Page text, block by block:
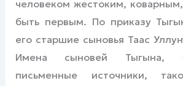
человеком жестоким,
быть первым. По приказу
его старшие сыновья Таас
Имена сыновей Тыгына,
письменные источники,